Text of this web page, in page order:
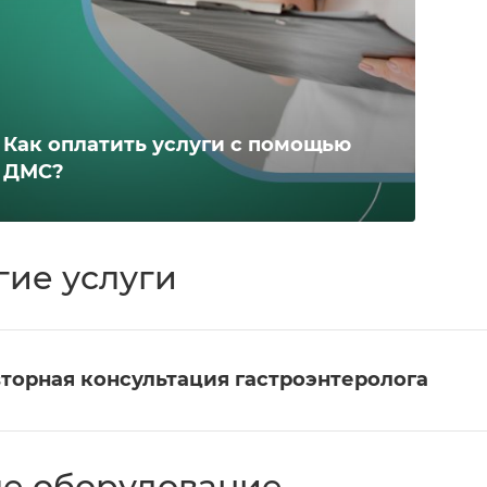
Как оплатить услуги с помощью
ДМС?
услуги
консультация гастроэнтеролога